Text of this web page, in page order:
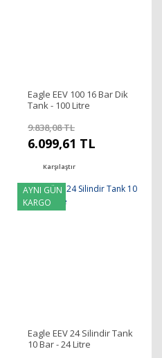
Eagle EEV 100 16 Bar Dik
Tank - 100 Litre
9.838,08 TL
6.099,61 TL
Karşılaştır
AYNI GÜN
KARGO
Eagle EEV 24 Silindir Tank
10 Bar - 24 Litre